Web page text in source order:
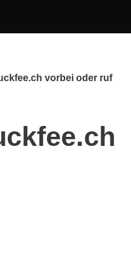
vorbei oder ruf